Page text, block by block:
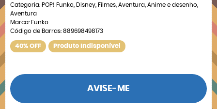
Categoria: POP! Funko Disney Filmes Aventura Anime e desenho
Aventura
Marca: Funko
Código de Barras: 889698498173
40% OFF Produto Indisponível
AVISE-ME